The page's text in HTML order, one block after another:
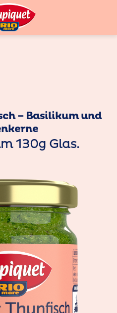
– Basilikum und
130g Glas.